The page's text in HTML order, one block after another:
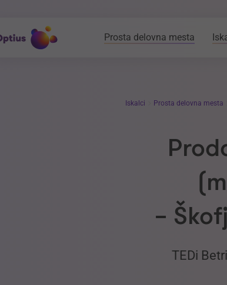
Prosta delovna mesta
Iskalci Prosta delovna mesta
–
TEDi